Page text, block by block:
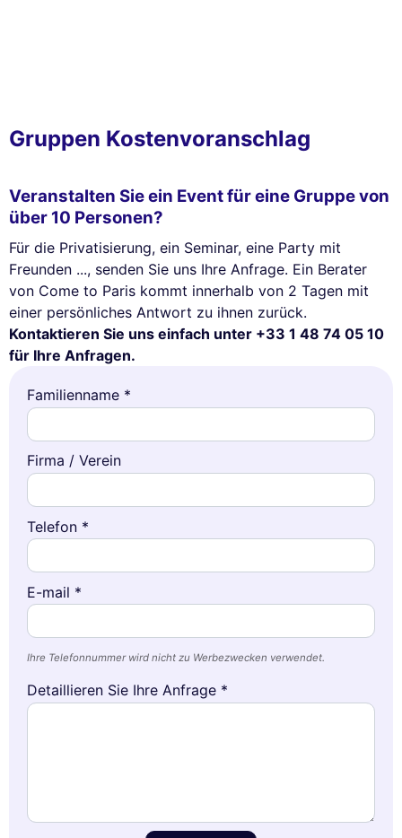
Gruppen Kostenvoranschlag
Veranstalten Sie ein Event für eine Gruppe von
über 10 Personen?
Für die Privatisierung, ein Seminar, eine Party mit
Freunden ..., senden Sie uns Ihre Anfrage. Ein Berater
von Come to Paris kommt innerhalb von 2 Tagen mit
einer persönliches Antwort zu ihnen zurück.
Kontaktieren Sie uns einfach unter +33 1 48 74 05 10
für Ihre Anfragen.
Familienname *
Firma / Verein
Telefon *
E-mail *
Ihre Telefonnummer wird nicht zu Werbezwecken verwendet.
Detaillieren Sie Ihre Anfrage *